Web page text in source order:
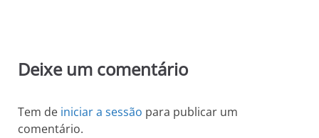
Deixe um comentário
Tem de iniciar a sessão para publicar um
comentário.